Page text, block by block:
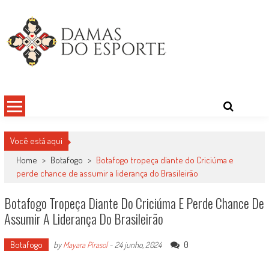
content
Você está aqui
Home > Botafogo > Botafogo tropeça diante do Criciúma e
perde chance de assumir a liderança do Brasileirão
Botafogo Tropeça Diante Do Criciúma E Perde Chance De
Assumir A Liderança Do Brasileirão
Botafogo byMayara Pirasol- 24 junho, 2024 0